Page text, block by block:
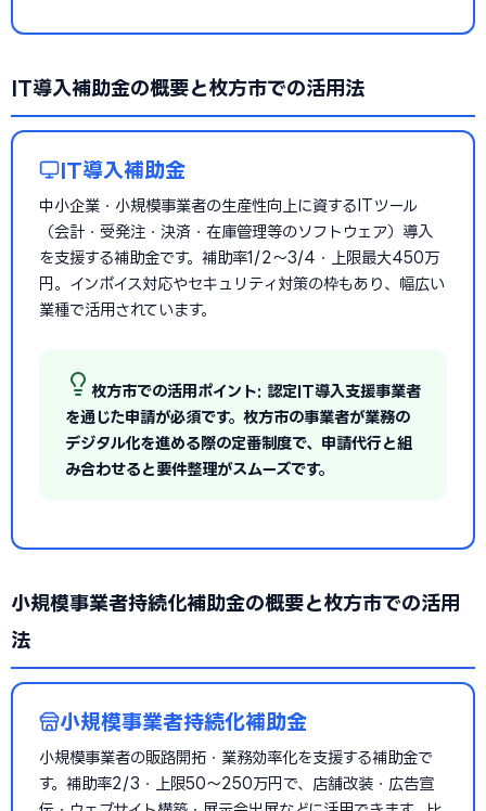
IT導入補助金の概要と枚方市での活用法
IT導入補助金
中小企業・小規模事業者の生産性向上に資するITツール
（会計・受発注・決済・在庫管理等のソフトウェア）導入
を支援する補助金です。補助率1/2〜3/4・上限最大450万
円。インボイス対応やセキュリティ対策の枠もあり、幅広い
業種で活用されています。
枚方市での活用ポイント: 認定IT導入支援事業者
を通じた申請が必須です。枚方市の事業者が業務の
デジタル化を進める際の定番制度で、申請代行と組
み合わせると要件整理がスムーズです。
小規模事業者持続化補助金の概要と枚方市での活用
法
小規模事業者持続化補助金
小規模事業者の販路開拓・業務効率化を支援する補助金で
す。補助率2/3・上限50〜250万円で、店舗改装・広告宣